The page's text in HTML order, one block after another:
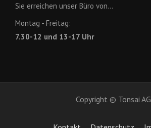
Sie erreichen unser Büro von...
Montag - Freitag:
7.30-12 und 13-17 Uhr
Copyright © Tonsai AG